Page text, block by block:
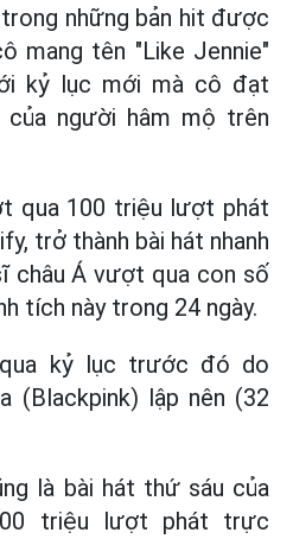
những bản hit được
mang tên "Like Jennie"
kỷ lục mới mà cô đạt
người hâm mộ trên
qua 100 triệu lượt phát
trở thành bài hát nhanh
châu Á vượt qua con số
tích này trong 24 ngày.
kỷ lục trước đó do
(Blackpink) lập nên (32
là bài hát thứ sáu của
triệu lượt phát trực